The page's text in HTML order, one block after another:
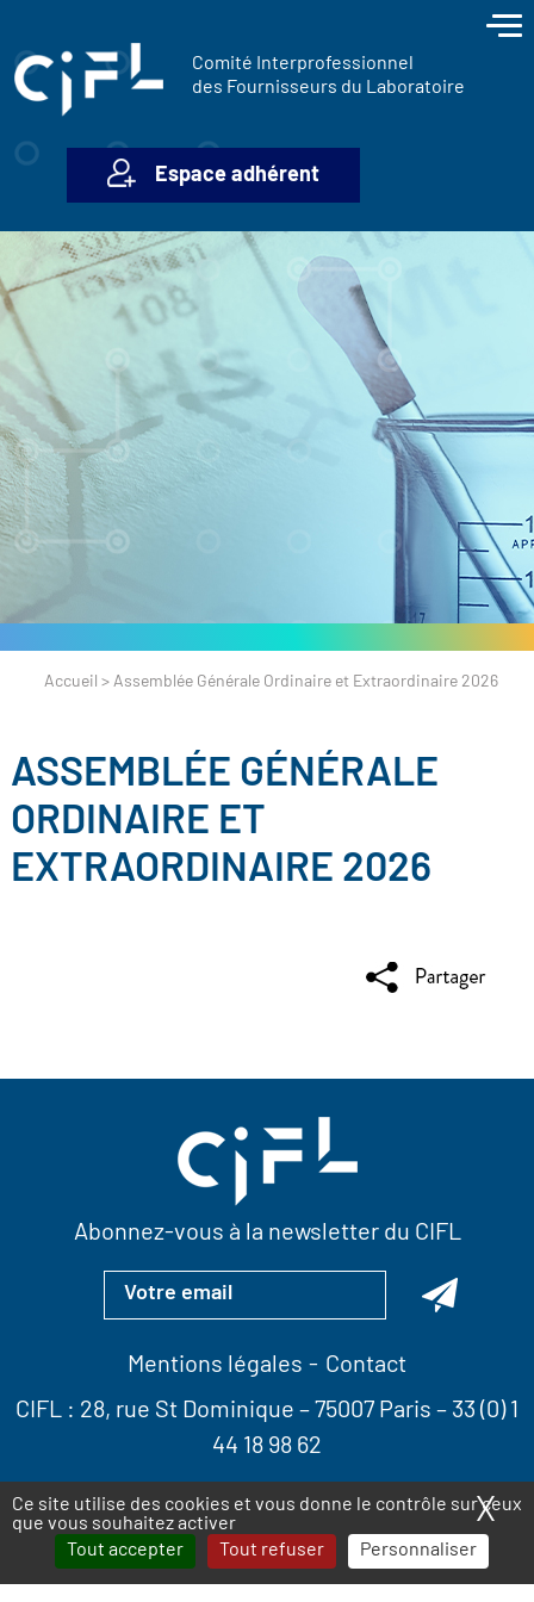
Ce site utilise des cookies et vous donne le contrôle sur ceux
que vous souhaitez activer
Tout accepter
Tout refuser Personnaliser
X
Comité Interprofessionnel
des Fournisseurs du Laboratoire
Espace adhérent
Accueil > Assemblée Générale Ordinaire et Extraordinaire 2026
ASSEMBLÉE GÉNÉRALE
ORDINAIRE ET
EXTRAORDINAIRE 2026
Abonnez-vous à la newsletter du CIFL
Mentions légales
Contact
CIFL : 28, rue St Dominique – 75007 Paris – 33 (0) 1
44 18 98 62